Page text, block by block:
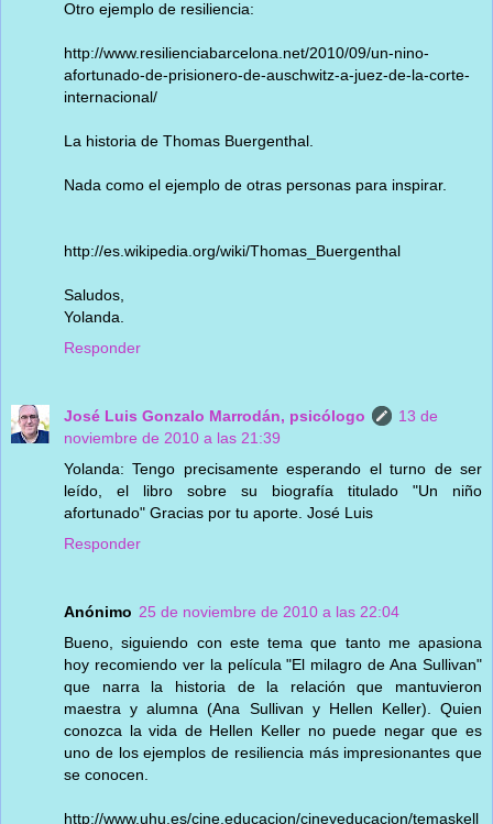
Otro ejemplo de resiliencia:
http://www.resilienciabarcelona.net/2010/09/un-nino-
afortunado-de-prisionero-de-auschwitz-a-juez-de-la-corte-
internacional/
La historia de Thomas Buergenthal.
Nada como el ejemplo de otras personas para inspirar.
http://es.wikipedia.org/wiki/Thomas_Buergenthal
Saludos,
Yolanda.
Responder
José Luis Gonzalo Marrodán, psicólogo
13 de
noviembre de 2010 a las 21:39
Yolanda: Tengo precisamente esperando el turno de ser
leído, el libro sobre su biografía titulado "Un niño
afortunado" Gracias por tu aporte. José Luis
Responder
Anónimo 25 de noviembre de 2010 a las 22:04
Bueno, siguiendo con este tema que tanto me apasiona
hoy recomiendo ver la película "El milagro de Ana Sullivan"
que narra la historia de la relación que mantuvieron
maestra y alumna (Ana Sullivan y Hellen Keller). Quien
conozca la vida de Hellen Keller no puede negar que es
uno de los ejemplos de resiliencia más impresionantes que
se conocen.
http://www.uhu.es/cine.educacion/cineyeducacion/temaskell